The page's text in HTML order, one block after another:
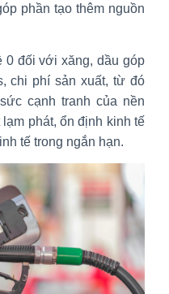
phần tạo thêm nguồn
0 đối với xăng, dầu góp
chi phí sản xuất, từ đó
cạnh tranh của nền
phát, ổn định kinh tế
tế trong ngắn hạn.